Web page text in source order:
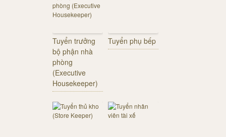
Tuyển trưởng
bộ phận nhà
phòng
(Executive
Housekeeper)
Tuyển phụ bếp